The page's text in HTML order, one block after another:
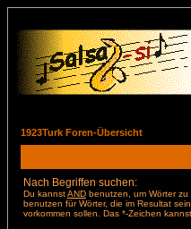
1923Turk Foren-Übersicht
Nach Begriffen suchen:
Du kannstAND benutzen, um Wörter zu
benutzen für Wörter, die im Resultat
vorkommen sollen. Das *-Zeichen